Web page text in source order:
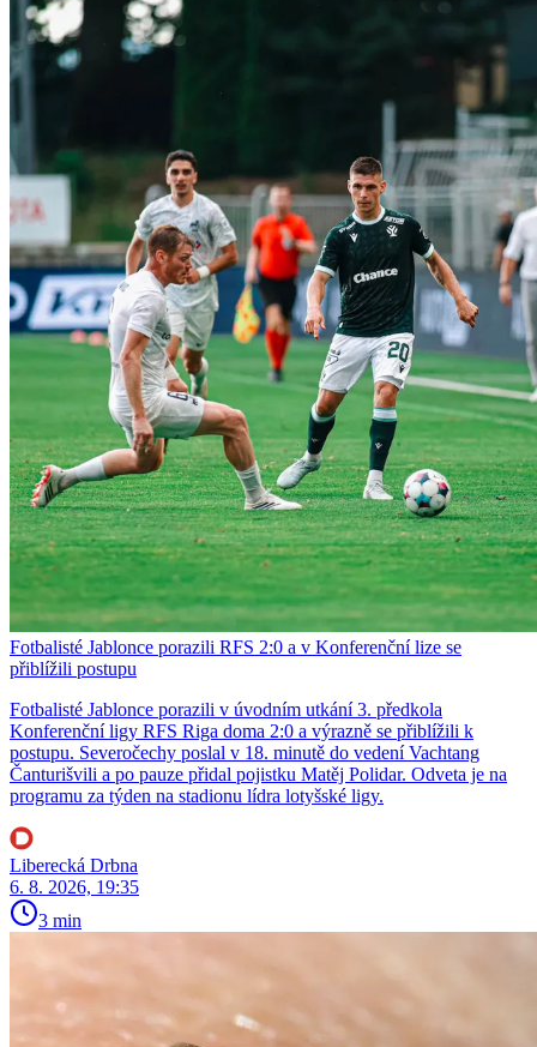
Fotbalisté Jablonce porazili RFS 2:0 a v Konferenční lize se
přiblížili postupu
Fotbalisté Jablonce porazili v úvodním utkání 3. předkola
Konferenční ligy RFS Riga doma 2:0 a výrazně se přiblížili k
postupu. Severočechy poslal v 18. minutě do vedení Vachtang
Čanturišvili a po pauze přidal pojistku Matěj Polidar. Odveta je na
programu za týden na stadionu lídra lotyšské ligy.
Liberecká Drbna
6. 8. 2026, 19:35
3 min